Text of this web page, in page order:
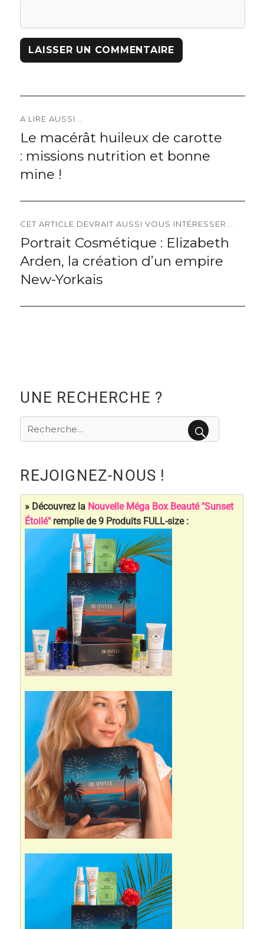
Navigation
de
l’article
A LIRE AUSSI...
Previous
post:
Le macérât huileux de carotte
: missions nutrition et bonne
mine !
CET ARTICLE DEVRAIT AUSSI VOUS INTÉRESSER...
Next
post:
Portrait Cosmétique : Elizabeth
Arden, la création d’un empire
New-Yorkais
UNE RECHERCHE ?
Recherche
pour
REJOIGNEZ-NOUS !
» Découvrez la Nouvelle Méga Box Beauté "Sunset
Étoilé" remplie de 9 Produits FULL-size :